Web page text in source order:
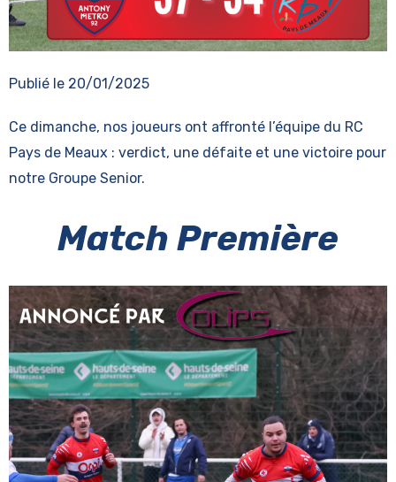
Publié le 20/01/2025
Ce dimanche, nos joueurs ont affronté l’équipe du RC
Pays de Meaux : verdict, une défaite et une victoire pour
notre Groupe Senior.
Match Première